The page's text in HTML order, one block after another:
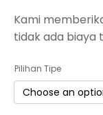
Kami
tidak ada biaya
Pilihan Tipe